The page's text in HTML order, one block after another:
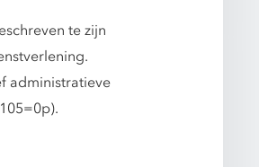
te zijn
administratieve